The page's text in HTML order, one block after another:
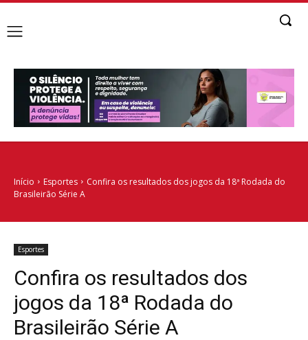
Início Esportes
Confira os resultados dos jogos da 18ª Rodada do
Brasileirão Série A
Esportes
Confira os resultados dos
jogos da 18ª Rodada do
Brasileirão Série A